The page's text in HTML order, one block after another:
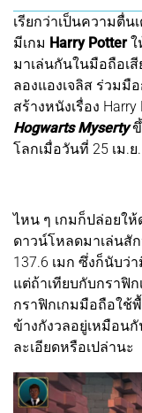
เรียกว่าเป็นความตื่น
มีเกม Harry Potterใ
มาเล่นกันในมือถือเสี
ลองแองเจลิส ร่วมมื
สร้างหนังเรื่อง
Hogwarts Mysertyขึ้
โลกเมื่อวันที่ 25 เม.
ไหน ๆ เกมก็ปล่อยให้
ดาวน์โหลดมาเล่นสั
137.6 เมก ซึ่งก็นับว่
แต่ถ้าเทียบกับกราฟิ
กราฟิกเกมมือถือใช้
ข้างกังวลอยู่เหมือน
ละเอียดหรือเปล่านะ